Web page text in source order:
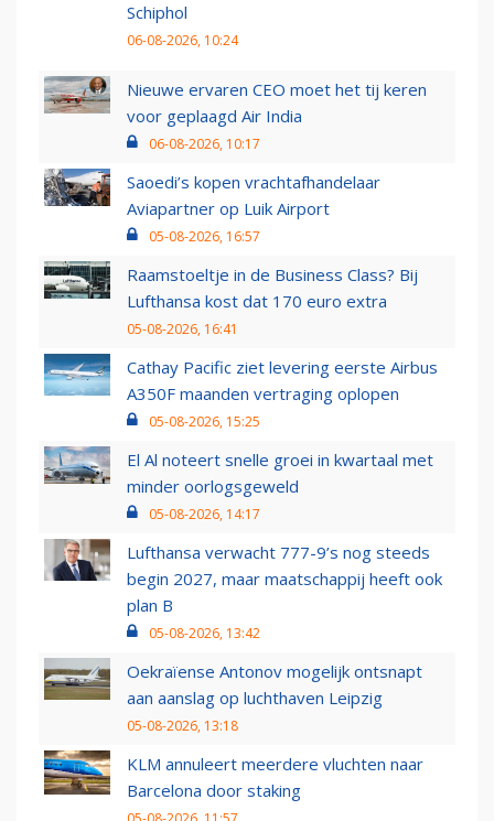
Schiphol
06-08-2026, 10:24
Nieuwe ervaren CEO moet het tij keren
voor geplaagd Air India
06-08-2026, 10:17
Saoedi’s kopen vrachtafhandelaar
Aviapartner op Luik Airport
05-08-2026, 16:57
Raamstoeltje in de Business Class? Bij
Lufthansa kost dat 170 euro extra
05-08-2026, 16:41
Cathay Pacific ziet levering eerste Airbus
A350F maanden vertraging oplopen
05-08-2026, 15:25
El Al noteert snelle groei in kwartaal met
minder oorlogsgeweld
05-08-2026, 14:17
Lufthansa verwacht 777-9’s nog steeds
begin 2027, maar maatschappij heeft ook
plan B
05-08-2026, 13:42
Oekraïense Antonov mogelijk ontsnapt
aan aanslag op luchthaven Leipzig
05-08-2026, 13:18
KLM annuleert meerdere vluchten naar
Barcelona door staking